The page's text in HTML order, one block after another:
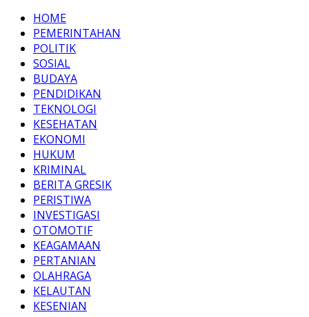
HOME
PEMERINTAHAN
POLITIK
SOSIAL
BUDAYA
PENDIDIKAN
TEKNOLOGI
KESEHATAN
EKONOMI
HUKUM
KRIMINAL
BERITA GRESIK
PERISTIWA
INVESTIGASI
OTOMOTIF
KEAGAMAAN
PERTANIAN
OLAHRAGA
KELAUTAN
KESENIAN